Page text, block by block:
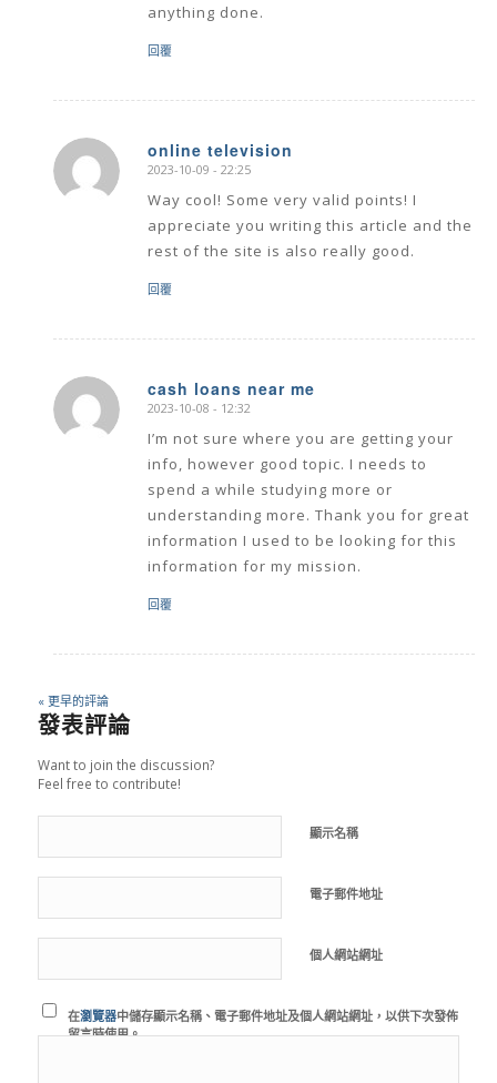
anything done.
回覆
online television
says:
2023-10-09 - 22:25
Way cool! Some very valid points! I
appreciate you writing this article and the
rest of the site is also really good.
回覆
cash loans near me
says:
2023-10-08 - 12:32
I’m not sure where you are getting your
info, however good topic. I needs to
spend a while studying more or
understanding more. Thank you for great
information I used to be looking for this
information for my mission.
回覆
« 更早的評論
發表評論
Want to join the discussion?
Feel free to contribute!
顯示名稱
電子郵件地址
個人網站網址
在瀏覽器中儲存顯示名稱、電子郵件地址及個人網站網址，以供下次發佈
留言時使用。